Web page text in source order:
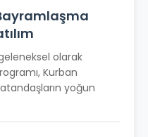
olarak
Kurban
yoğun